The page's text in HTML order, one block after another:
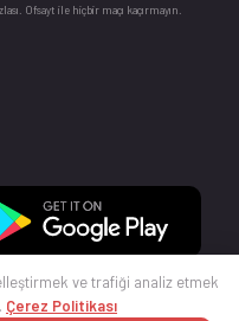
Ofsayt ile hiçbir maçı kaçırmayın.
ve trafiği analiz etmek
Çerez Politikası